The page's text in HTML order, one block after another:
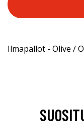
Ilmapallot - Olive /